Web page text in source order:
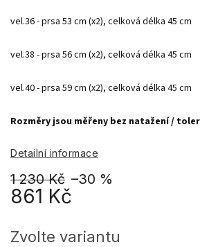
1 230 Kč –30 %
861 Kč
cena:
Zvolte variantu
vel.36 - prsa 53 cm (x2), celková délka 45 cm
vel.38 - prsa 56 cm (x2), celková délka 45 cm
vel.40 - prsa 59 cm (x2), celková délka 45 cm
Rozměry jsou měřeny bez natažení /
Detailní informace